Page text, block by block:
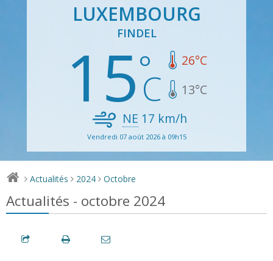
LUXEMBOURG
FINDEL
15 26°C
13°C
NE 17 km/h
Vendredi 07 août 2026 à 09h15
> Actualités > 2024 > Octobre
Actualités - octobre 2024